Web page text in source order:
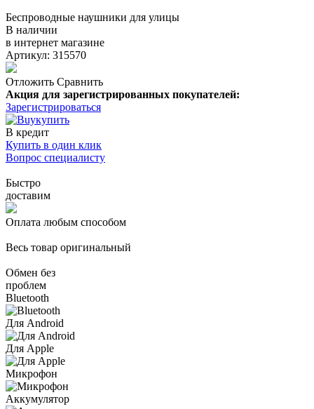
Беспроводные наушники для улицы
В наличии
в интернет магазине
Артикул: 315570
Отложить Сравнить
Акция для зарегистрированных покупателей:
Зарегистрироваться
купить
В кредит
Купить в один клик
Вопрос специалисту
Быстро
доставим
Оплата любым способом
Весь товар оригинальный
Обмен без
проблем
Bluetooth
Для Android
Для Apple
Микрофон
Аккумулятор